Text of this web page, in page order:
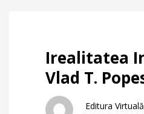
Irealitatea
Vlad T.
Editura Virtuală